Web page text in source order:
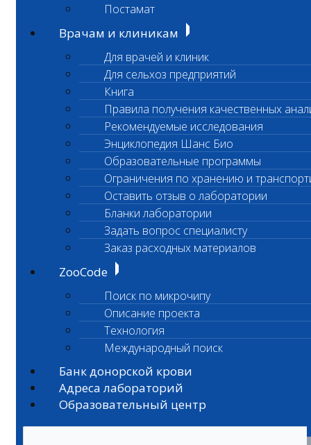
Постамат
Врачам и клиникам
Для врачей и клиник
Для сельхоз предприятий
Книга
Правила получения качественных
Рекомендуемые исследования
Энциклопедия Шанс Био
Образовательные программы
Ограничения по хранению и
Оставить отзыв о лаборатории
Бланки лаборатории
Задать вопрос специалисту
Заказ расходных материалов
ZooCode
Поиск по микрочипу
Описание проекта
Технология
Международный поиск
Банк донорской крови
Адреса лабораторий
Образовательный центр